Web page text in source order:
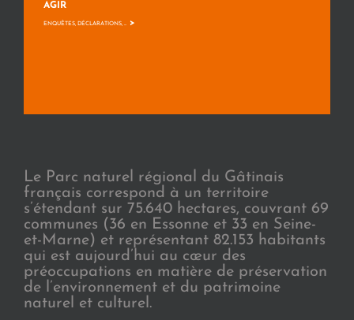
AGIR
ENQUÊTES, DÉCLARATIONS, ... >
Le Parc naturel régional du Gâtinais
français correspond à un territoire
s’étendant sur 75.640 hectares, couvrant 69
communes (36 en Essonne et 33 en Seine-
et-Marne) et représentant 82.153 habitants
qui est aujourd’hui au cœur des
préoccupations en matière de préservation
de l’environnement et du patrimoine
naturel et culturel.